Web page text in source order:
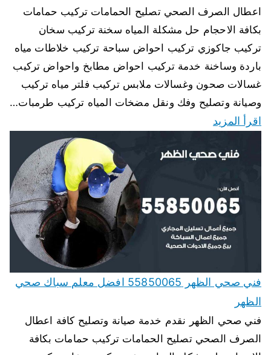
اعطال الصرف الصحي تصليح الحمامات تركيب حمامات
بكافة الاحجام حل مشكلة المياه سخنة تركيب سخان
تركيب جاكوزي تركيب احواض سباحة تركيب خلاطات مياه
باردة وساخنة خدمة تركيب احواض مطابخ واحواض تركيب
غسالات صحون وغسالات ملابس تركيب فلتر مياه تركيب
وصيانة وتصليح وفك ونقل مضخات المياه تركيب طرمبات…
اقرأ المزيد
فني صحي الظهر 55850065 افضل معلم سباك صحي
الظهر
فني صحي الظهر نقدم خدمة صيانة وتصليح كافة اعطال
الصرف الصحي تصليح الحمامات تركيب حمامات بكافة